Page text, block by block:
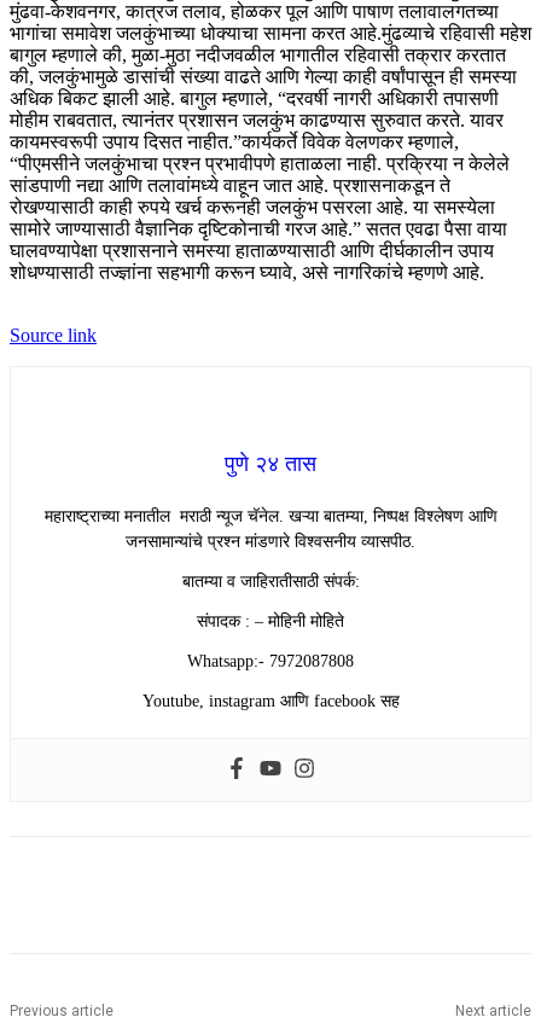
मुंढवा-केशवनगर, कात्रज तलाव, होळकर पूल आणि पाषाण तलावालगतच्या
भागांचा समावेश जलकुंभाच्या धोक्याचा सामना करत आहे.मुंढव्याचे रहिवासी महेश
बागुल म्हणाले की, मुळा-मुठा नदीजवळील भागातील रहिवासी तक्रार करतात
की, जलकुंभामुळे डासांची संख्या वाढते आणि गेल्या काही वर्षांपासून ही समस्या
अधिक बिकट झाली आहे. बागुल म्हणाले, “दरवर्षी नागरी अधिकारी तपासणी
मोहीम राबवतात, त्यानंतर प्रशासन जलकुंभ काढण्यास सुरुवात करते. यावर
कायमस्वरूपी उपाय दिसत नाहीत.”कार्यकर्ते विवेक वेलणकर म्हणाले,
“पीएमसीने जलकुंभाचा प्रश्न प्रभावीपणे हाताळला नाही. प्रक्रिया न केलेले
सांडपाणी नद्या आणि तलावांमध्ये वाहून जात आहे. प्रशासनाकडून ते
रोखण्यासाठी काही रुपये खर्च करूनही जलकुंभ पसरला आहे. या समस्येला
सामोरे जाण्यासाठी वैज्ञानिक दृष्टिकोनाची गरज आहे.”सतत एवढा पैसा वाया
घालवण्यापेक्षा प्रशासनाने समस्या हाताळण्यासाठी आणि दीर्घकालीन उपाय
शोधण्यासाठी तज्ज्ञांना सहभागी करून घ्यावे, असे नागरिकांचे म्हणणे आहे.
Source link
पुणे २४ तास
महाराष्ट्राच्या मनातील मराठी न्यूज चॅनेल. खऱ्या बातम्या, निष्पक्ष विश्लेषण आणि
जनसामान्यांचे प्रश्न मांडणारे विश्वसनीय व्यासपीठ.
बातम्या व जाहिरातीसाठी संपर्क:
संपादक : – मोहिनी मोहिते
Whatsapp:- 7972087808
Youtube, instagram आणि facebook सह
Previous article Next article